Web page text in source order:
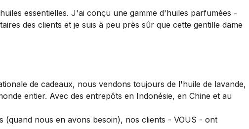
essentielles. J'ai conçu une gamme d'huiles parfumées -
des clients et je suis à peu près sûr que cette gentille dame
de cadeaux, nous vendons toujours de l'huile de lavande,
entier. Avec des entrepôts en Indonésie, en Chine et au
(quand nous en avons besoin), nos clients - VOUS - ont